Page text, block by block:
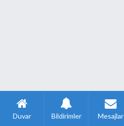
Duvar Bildirimler Mesajlar